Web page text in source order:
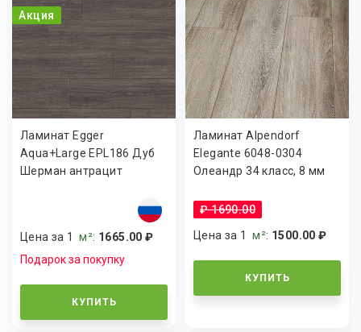
Акция
Ламинат Egger
Aqua+Large EPL186 Дуб
Шерман антрацит
Цена за 1м²: 1665.00 ₽
Подарок за покупку
КУПИТЬ
Ламинат Alpendorf
Elegante 6048-0304
Олеандр 34 класс, 8 мм
₽ 1690.00
Цена за 1м²: 1500.00 ₽
КУПИТЬ